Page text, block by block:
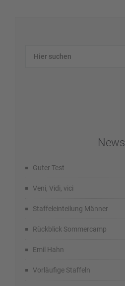
News
Guter Test
Veni, Vidi, vici
Staffeleinteilung Männer
Rückblick Sommercamp
Emil Hahn
Vorläufige Staffeln